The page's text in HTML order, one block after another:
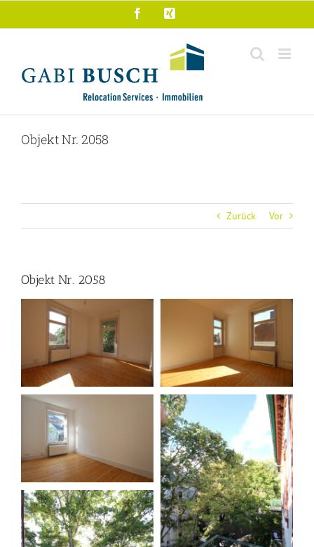
FacebookXing
Objekt Nr. 2058
Zurück Vor
Objekt Nr. 2058